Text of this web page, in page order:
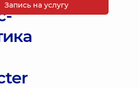
Запись на услугу